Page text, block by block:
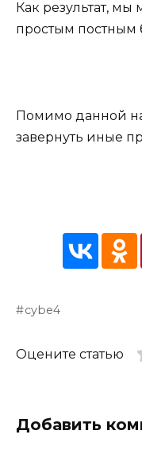
Как результат,
простым постным
Помимо данной
завернуть иные
cybe4
Оцените статью
Добавить